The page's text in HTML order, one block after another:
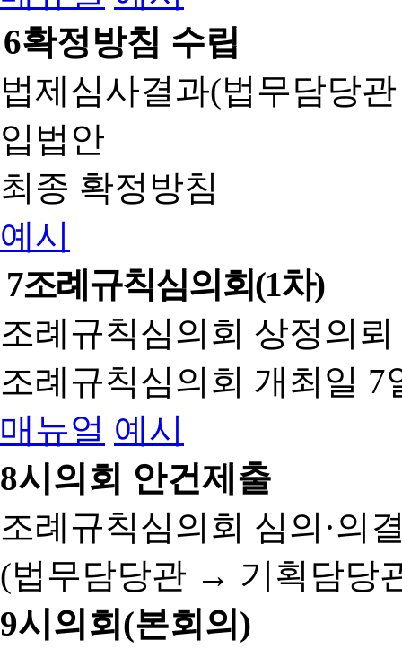
6확정방침 수립
법제심사결과(법무담당
입법안
최종 확정방침
예시
7조례규칙심의회(1차)
조례규칙심의회 상정의
조례규칙심의회 개최일 7
매뉴얼 예시
8시의회 안건제출
조례규칙심의회 심의·의
(법무담당관 → 기획담당
9시의회(본회의)